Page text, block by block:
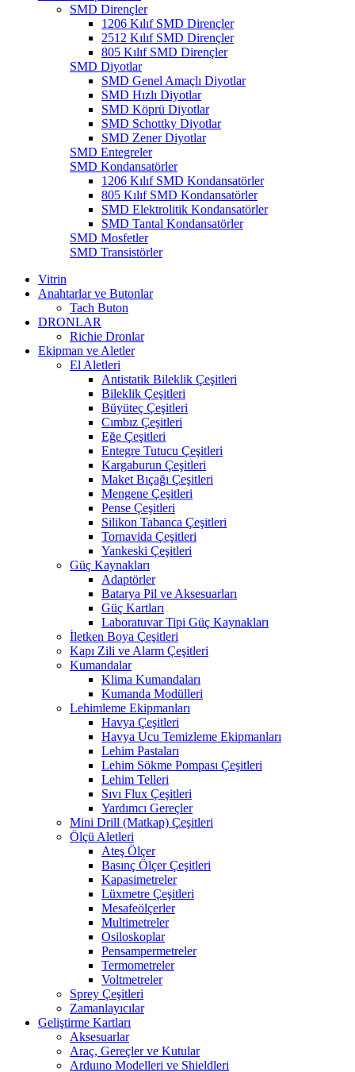
SMD Dirençler
1206 Kılıf SMD Dirençler
2512 Kılıf SMD Dirençler
805 Kılıf SMD Dirençler
SMD Diyotlar
SMD Genel Amaçlı Diyotlar
SMD Hızlı Diyotlar
SMD Köprü Diyotlar
SMD Schottky Diyotlar
SMD Zener Diyotlar
SMD Entegreler
SMD Kondansatörler
1206 Kılıf SMD Kondansatörler
805 Kılıf SMD Kondansatörler
SMD Elektrolitik Kondansatörler
SMD Tantal Kondansatörler
SMD Mosfetler
SMD Transistörler
Vitrin
Anahtarlar ve Butonlar
Tach Buton
DRONLAR
Richie Dronlar
Ekipman ve Aletler
El Aletleri
Antistatik Bileklik Çeşitleri
Bileklik Çeşitleri
Büyüteç Çeşitleri
Cımbız Çeşitleri
Eğe Çeşitleri
Entegre Tutucu Çeşitleri
Kargaburun Çeşitleri
Maket Bıçağı Çeşitleri
Mengene Çeşitleri
Pense Çeşitleri
Silikon Tabanca Çeşitleri
Tornavida Çeşitleri
Yankeski Çeşitleri
Güç Kaynakları
Adaptörler
Batarya Pil ve Aksesuarları
Güç Kartları
Laboratuvar Tipi Güç Kaynakları
İletken Boya Çeşitleri
Kapı Zili ve Alarm Çeşitleri
Kumandalar
Klima Kumandaları
Kumanda Modülleri
Lehimleme Ekipmanları
Havya Çeşitleri
Havya Ucu Temizleme Ekipmanları
Lehim Pastaları
Lehim Sökme Pompası Çeşitleri
Lehim Telleri
Sıvı Flux Çeşitleri
Yardımcı Gereçler
Mini Drill (Matkap) Çeşitleri
Ölçü Aletleri
Ateş Ölçer
Basınç Ölçer Çeşitleri
Kapasimetreler
Lüxmetre Çeşitleri
Mesafeölçerler
Multimetreler
Osiloskoplar
Pensampermetreler
Termometreler
Voltmetreler
Sprey Çeşitleri
Zamanlayıcılar
Geliştirme Kartları
Aksesuarlar
Araç, Gereçler ve Kutular
Arduıno Modelleri ve Shieldleri